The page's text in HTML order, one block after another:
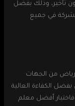
تأخير، وذلك بفضل
الشركة في جميع
من الجهات
الكفاءة العالية
فاختيار أفضل معلم